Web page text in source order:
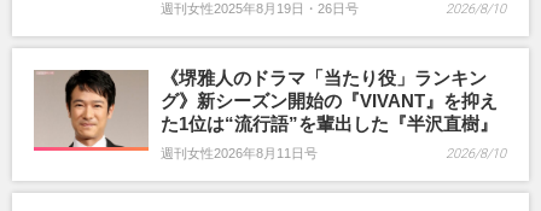
週刊女性2025年8月19日・26日号 2026/8/10
《堺雅人のドラマ「当たり役」ランキン
グ》新シーズン開始の『VIVANT』を抑え
た1位は“流行語”を輩出した『半沢直樹』
週刊女性2026年8月11日号 2026/8/10